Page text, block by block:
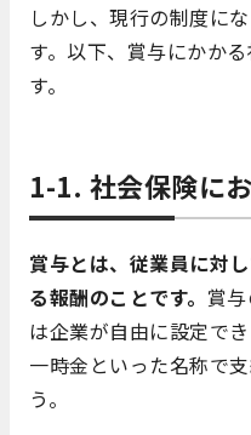
しかし、現行の制度に
す。以下、賞与にかか
す。
1-1. 社会保険に
賞与とは、従業員に対
る報酬のことです。 賞
は企業が自由に設定で
一時金といった名称で
う。